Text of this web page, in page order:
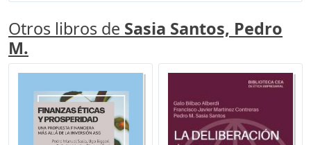
Otros libros de Sasia Santos, Pedro
M.